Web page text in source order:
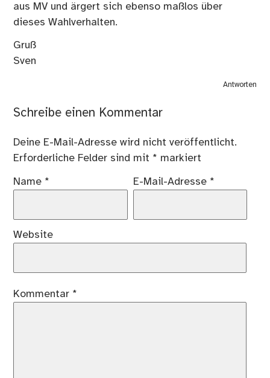
aus MV und ärgert sich ebenso maßlos über
dieses Wahlverhalten.
Gruß
Sven
Antworten
Schreibe einen Kommentar
Deine E-Mail-Adresse wird nicht veröffentlicht.
Erforderliche Felder sind mit * markiert
Name * E-Mail-Adresse *
Website
Kommentar *